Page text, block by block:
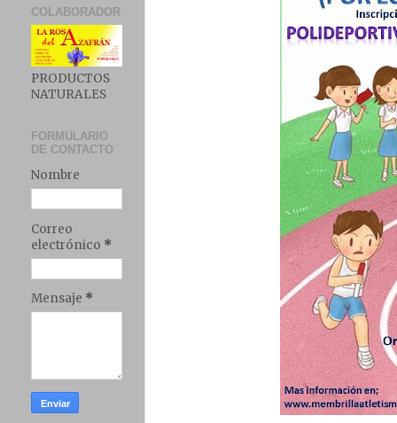
COLABORADOR
PRODUCTOS
NATURALES
FORMULARIO
DE CONTACTO
Nombre
Correo
electrónico *
Mensaje *